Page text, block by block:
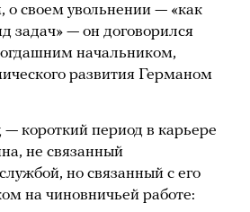
своем увольнении — «как
задач» — он договорился
начальником,
развития Германом
короткий период в карьере
не связанный
но связанный с его
на чиновничьей работе: